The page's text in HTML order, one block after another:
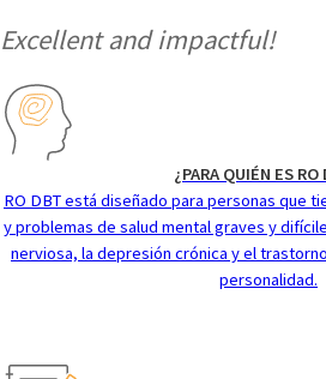
Excellent and impactful!
¿PARA QUIÉN ES RO
RO DBT está diseñado para personas que
y problemas de salud mental graves y
nerviosa, la depresión crónica y el
personalidad.